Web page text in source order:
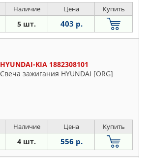
Наличие Цена Купить
5 шт. 403 р.
HYUNDAI-KIA 1882308101
Свеча зажигания HYUNDAI [ORG]
Наличие Цена Купить
4 шт. 556 р.